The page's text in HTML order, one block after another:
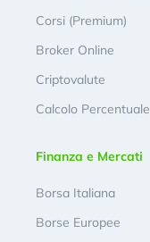
Corsi (Premium)
Broker Online
Criptovalute
Calcolo Percentuale
Finanza e Mercati
Borsa Italiana
Borse Europee